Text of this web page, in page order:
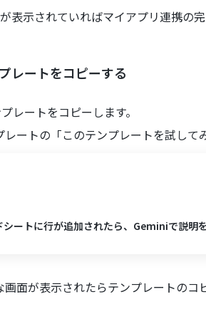
表示されていればマイアプリ連携の
レートをコピーする
レートをコピーします。
ートの「このテンプレートを試して
ートに行が追加されたら、Geminiで説明
面が表示されたらテンプレートのコ